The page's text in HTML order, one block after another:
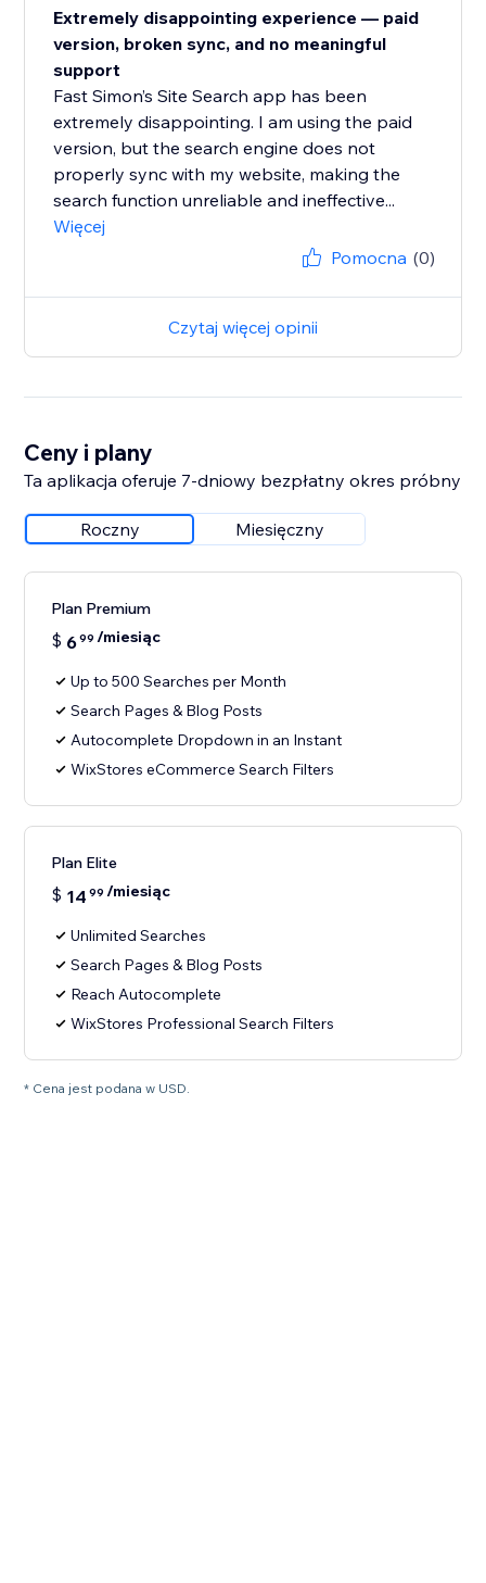
Extremely disappointing experience — paid
version, broken sync, and no meaningful
support
Fast Simon’s Site Search app has been
extremely disappointing. I am using the paid
version, but the search engine does not
properly sync with my website, making the
search function unreliable and ineffective...
Więcej
Pomocna (0)
Czytaj więcej opinii
Ceny i plany
Ta aplikacja oferuje 7-dniowy bezpłatny okres próbny
Roczny Miesięczny
Plan Premium
$ 699 /miesiąc
Up to 500 Searches per Month
Search Pages & Blog Posts
Autocomplete Dropdown in an Instant
WixStores eCommerce Search Filters
Plan Elite
$ 14 99 /miesiąc
Unlimited Searches
Search Pages & Blog Posts
Reach Autocomplete
WixStores Professional Search Filters
* Cena jest podana w USD.